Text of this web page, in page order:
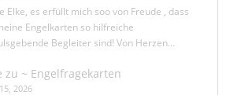
Elke, es erfüllt mich soo von Freude , dass
Engelkarten so hilfreiche
Begleiter sind! Von Herzen…
zu ~ Engelfragekarten
2026